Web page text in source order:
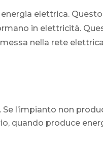
elettrica.
in elettricità.
nella rete
l’impianto non
quando produce